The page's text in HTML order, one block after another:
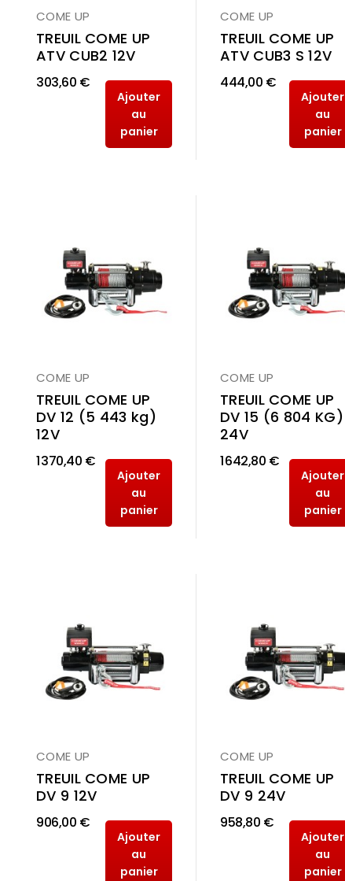
COME UP
TREUIL COME UP
ATV CUB2 12V
303,60 €
Ajouter
au
panier
COME UP
TREUIL COME UP
ATV CUB3 S 12V
444,00 €
Ajouter
au
panier
COME UP
TREUIL COME UP
DV 12 (5 443 kg)
12V
1 370,40 €
Ajouter
au
panier
COME UP
TREUIL COME UP
DV 15 (6 804 KG)
24V
1 642,80 €
Ajouter
au
panier
COME UP
TREUIL COME UP
DV 9 12V
906,00 €
Ajouter
au
panier
COME UP
TREUIL COME UP
DV 9 24V
958,80 €
Ajouter
au
panier